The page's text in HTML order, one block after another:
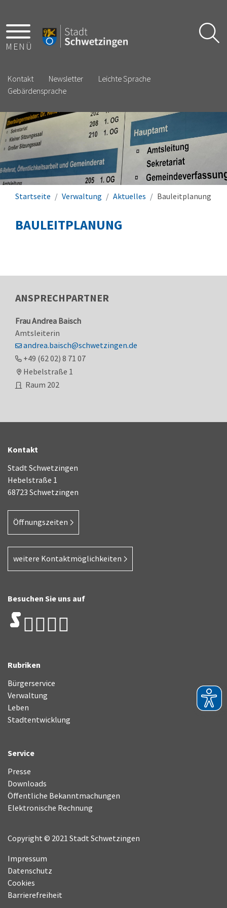
MENÜ
Kontakt Newsletter
Leichte Sprache
Gebärdensprache
Startseite Verwaltung Aktuelles Bauleitplanung
BAULEITPLANUNG
ANSPRECHPARTNER
FrauAndrea Baisch
Amtsleiterin
andrea.baisch@schwetzingen.de
+49 (6202) 8 71 07
Hebelstraße 1
Raum 202
Kontakt
Stadt Schwetzingen
Hebelstraße 1
68723 Schwetzingen
Öffnungszeiten
weitere Kontaktmöglichkeiten
Besuchen Sie uns auf
Rubriken
Bürgerservice
Verwaltung
Leben
Stadtentwicklung
Service
Presse
Downloads
Öffentliche Bekanntmachungen
Elektronische Rechnung
Copyright © 2021 Stadt Schwetzingen
Impressum
Datenschutz
Cookies
Barrierefreiheit